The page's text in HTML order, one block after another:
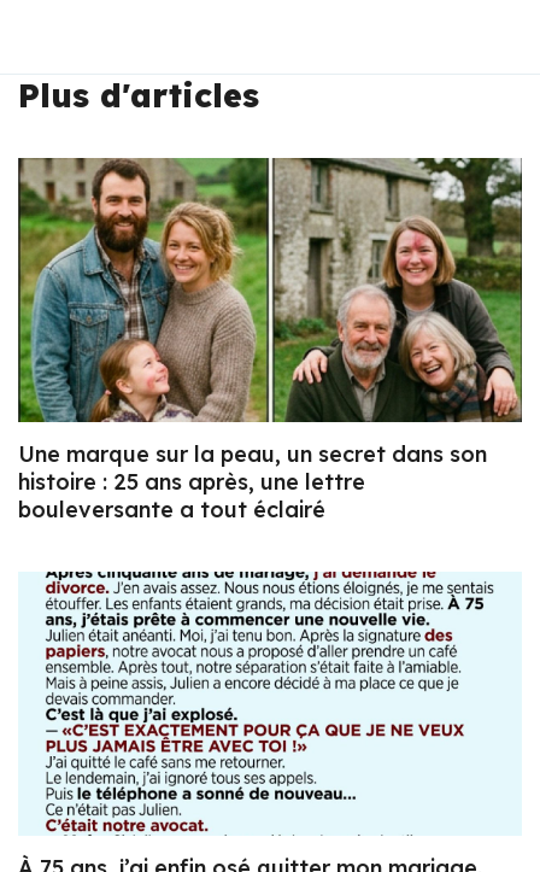
Plus d'articles
Une marque sur la peau, un secret dans son
histoire : 25 ans après, une lettre
bouleversante a tout éclairé